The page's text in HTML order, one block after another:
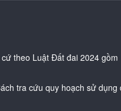
theo Luật Đất đai 2024 gồm
tra cứu quy hoạch sử dụng